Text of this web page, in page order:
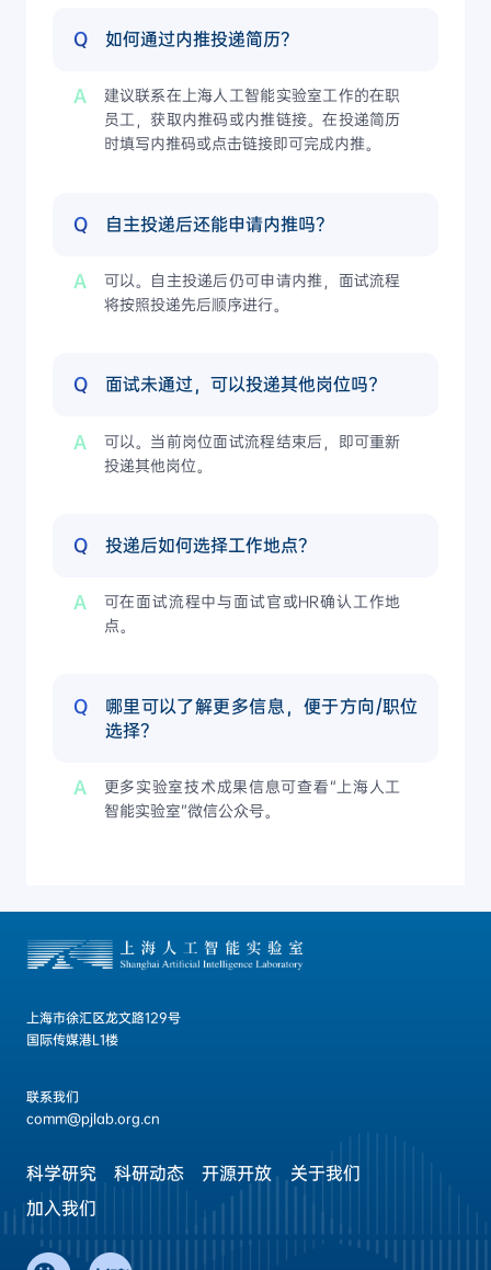
Q 如何通过内推投递简历？
A
建议联系在上海人工智能实验室工作的在职
员工，获取内推码或内推链接。在投递简历
时填写内推码或点击链接即可完成内推。
Q 自主投递后还能申请内推吗？
A
可以。自主投递后仍可申请内推，面试流程
将按照投递先后顺序进行。
Q 面试未通过，可以投递其他岗位吗?
A
可以。当前岗位面试流程结束后，即可重新
投递其他岗位。
Q 投递后如何选择工作地点？
A
可在面试流程中与面试官或HR确认工作地
点。
Q
哪里可以了解更多信息，便于方向/职位
选择？
A
更多实验室技术成果信息可查看“上海人工
智能实验室”微信公众号。
上海市徐汇区龙文路129号
国际传媒港L1楼
联系我们
comm@pjlab.org.cn
科学研究 科研动态 开源开放
关于我们
加入我们